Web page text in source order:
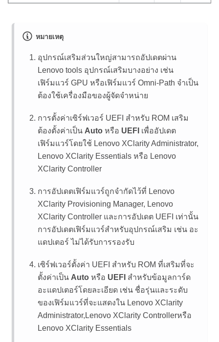
หมายเหตุ
อุปกรณ์เสริมส่วนใหญ่สามารถอัปเดตผ่าน
Lenovo tools อุปกรณ์เสริมบางอย่าง เช่น
เฟิร์มแวร์ GPU หรือเฟิร์มแวร์ Omni-Path จำเป็น
ต้องใช้เครื่องมือของผู้จัดจำหน่าย
การตั้งค่าเซิร์ฟเวอร์ UEFI สำหรับ ROM เสริม
ต้องตั้งค่าเป็น Auto หรือ UEFI เพื่ออัปเดต
เฟิร์มแวร์โดยใช้ Lenovo XClarity Administrator,
Lenovo XClarity Essentials หรือ Lenovo
XClarity Controller
การอัปเดตเฟิร์มแวร์ถูกจำกัดไว้ที่ Lenovo
XClarity Provisioning Manager, Lenovo
XClarity Controller และการอัปเดต UEFI เท่านั้น
การอัปเดตเฟิร์มแวร์สำหรับอุปกรณ์เสริม เช่น อะ
แดปเตอร์ ไม่ได้รับการรองรับ
เซิร์ฟเวอร์ตั้งค่า UEFI สำหรับ ROM ที่เสริมที่จะ
ตั้งค่าเป็น Auto หรือ UEFI สำหรับข้อมูลการ์ด
อะแดปเตอร์โดยละเอียด เช่น ชื่อรุ่นและระดับ
ของเฟิร์มแวร์ที่จะแสดงใน Lenovo XClarity
Administrator, Lenovo XClarity Controllerหรือ
Lenovo XClarity Essentials